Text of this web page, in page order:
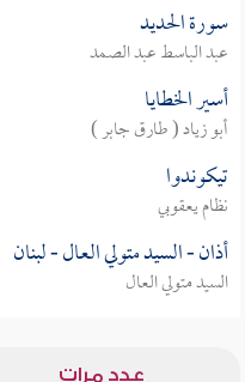
سورة الحديد
عبد الباسط عبد الصمد
أسير الخطايا
أبو زياد ( طارق جابر )
تيكوندوا
نظام يعقوبي
أذان - السيد متولي العال - لبنان
السيد متولي العال
عدد مرات